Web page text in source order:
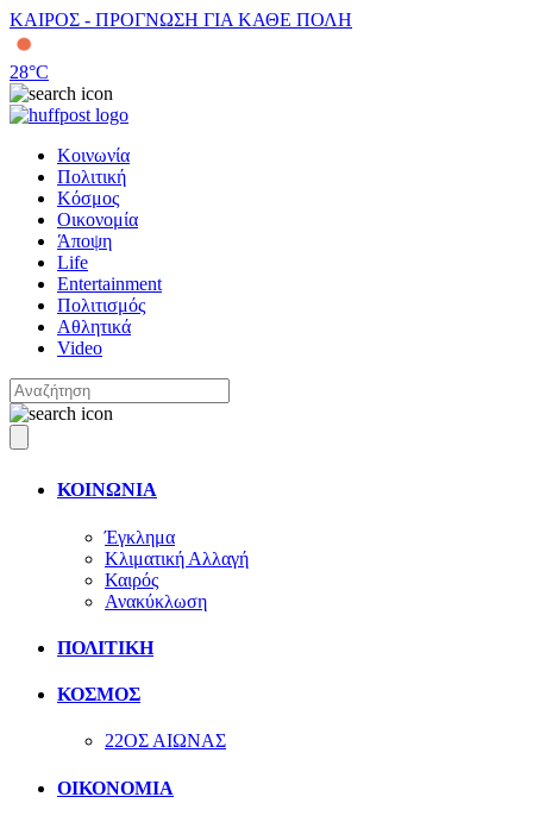
ΚΑΙΡΟΣ - ΠΡΟΓΝΩΣΗ ΓΙΑ ΚΑΘΕ ΠΟΛΗ
28°C
Κοινωνία
Πολιτική
Κόσμος
Οικονομία
Άποψη
Life
Entertainment
Πολιτισμός
Αθλητικά
Video
ΚΟΙΝΩΝΙΑ
Έγκλημα
Κλιματική Αλλαγή
Καιρός
Ανακύκλωση
ΠΟΛΙΤΙΚΗ
ΚΟΣΜΟΣ
22ΟΣ ΑΙΩΝΑΣ
ΟΙΚΟΝΟΜΙΑ